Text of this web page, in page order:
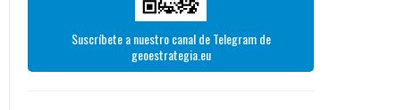
Suscríbete a nuestro canal de Telegram de
geoestrategia.eu